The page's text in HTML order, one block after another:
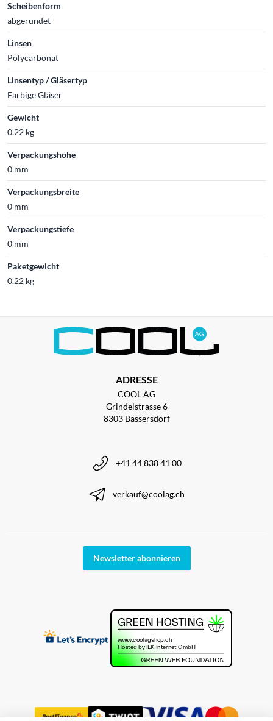
Scheibenform
abgerundet
Linsen
Polycarbonat
Linsentyp / Gläsertyp
Farbige Gläser
Gewicht
0.22 kg
Verpackungshöhe
0 mm
Verpackungsbreite
0 mm
Verpackungstiefe
0 mm
Paketgewicht
0.22 kg
ADRESSE
COOL AG
Grindelstrasse 6
8303 Bassersdorf
+41 44 838 41 00
verkauf@coolag.ch
Newsletter abonnieren